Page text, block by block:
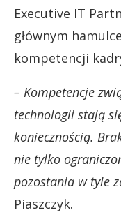
Executive IT
głównym
kompetencji
– Kompetencje
technologii stają
koniecznością.
nie tylko
pozostania w tyle
Piaszczyk.